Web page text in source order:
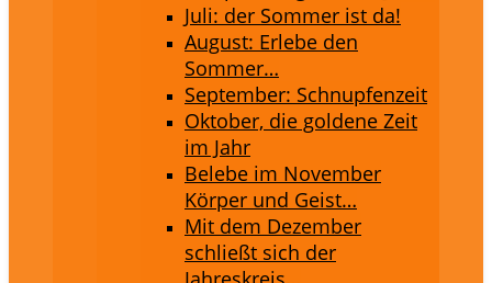
Juli: der Sommer ist da!
August: Erlebe den
Sommer…
September: Schnupfenzeit
Oktober, die goldene Zeit
im Jahr
Belebe im November
Körper und Geist…
Mit dem Dezember
schließt sich der